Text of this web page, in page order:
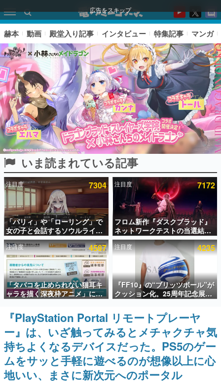
広告をスキップ
ピックアップ
電ファミのいま読まれている記事ランキング
アプリセール情報
インタビュー
連載・特集一覧
殿堂入り記事
SNS拡散数が数千以上！ ページビュー数万以上！ などな
ど。多くの人々に読まれた、電ファミ渾身の“殿堂入り”記
事をまとめました。
ゲームの企画書
名作ゲームクリエイターの方々に製作時のエピソードをお
聞きし、ヒットする企画（ゲーム）とは何か？を探ってい
きます。
赫本
この物語を解いてはいけない。『赫本』は、〈試験問題〉
の形をした短編ホラー小説集です。
赫本 動画 殿堂入り記事 インタビュー 特集記事 マンガ
いま読まれている記事
注目度 7304
「パリィ」や「ローリング」で
女の子と会話するソウルライク
恋愛ゲーム『小早川さんはソウ
ルライク』無料公開。返事に失
敗すると「YOU DIED」
注目度 7172
フロム新作『ダスクブラッド』
ネットワークテストの当選結果
が8月7日22時に発表。応募サイ
トのマイページから確認可能、
テスト実施は8月21日～24日
注目度 4587
「タバコを止められない猫耳キ
ャラを描く深夜枠アニメ」に視
聴者の一部から批判意見。違法
薬物の使用と思しき描写も含め
て、BPOが議論を交わす
注目度 4235
『FF10』の“ブリッツボール”が
クッション化。25周年記念展
「FINAL FANTASY X
MUSEUM-幻光の記憶-」のグッ
ズ情報が一部公開
『PlayStation Portal リモートプレーヤ
ー』は、いざ触ってみるとメチャクチャ気
持ちよくなるデバイスだった。PS5のゲー
ムをサッと手軽に遊べるのが想像以上に心
地いい、まさに新次元へのポータル